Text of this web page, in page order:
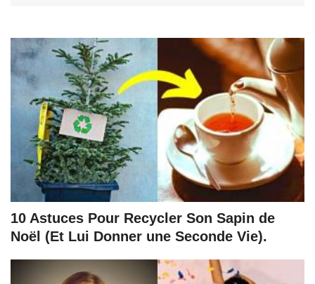
10 Astuces Pour Recycler Son Sapin de
Noël (Et Lui Donner une Seconde Vie).